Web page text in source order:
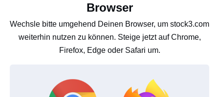
Browser
Wechsle bitte umgehend Deinen Browser, um stock3.com
weiterhin nutzen zu können. Steige jetzt auf Chrome,
Firefox, Edge oder Safari um.